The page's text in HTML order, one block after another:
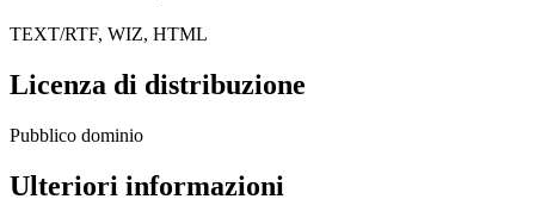
TEXT/RTF, WIZ, HTML
Licenza di distribuzione
Pubblico dominio
Ulteriori informazioni